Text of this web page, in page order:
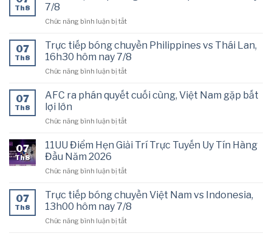
Th8
7/8
Chức năng bình luận bị tắtở
trực
tiếp
bóng
đá
Cup
nay
07
Th8
Trực tiếp bóng chuyền Philippines vs Thái Lan,
16h30 hôm nay 7/8
Chức năng bình luận bị tắtở
tiếp
Philippines
Thái
hôm
7/8
07
Th8
AFC ra phán quyết cuối cùng, Việt Nam gặp bất
lợi lớn
Chức năng bình luận bị tắtở
ra
phán
cuối
Việt
Nam
bất
07
Th8
11UU Điểm Hẹn Giải Trí Trực Tuyến Uy Tín Hàng
Đầu Năm 2026
Chức năng bình luận bị tắtở
Điểm
Hẹn
Giải
Trí
07
Th8
Trực tiếp bóng chuyền Việt Nam vs Indonesia,
13h00 hôm nay 7/8
Chức năng bình luận bị tắtở